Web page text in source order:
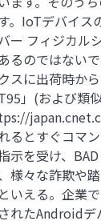
。IoTデバイス
ー フィジカル
るのではない
スに出荷時か
T95」(および類
るとすぐコマ
示を受け、
様々な詐欺や
いえる。企業
れたAndroidデ